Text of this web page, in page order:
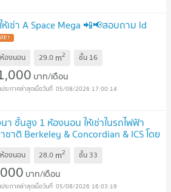
เช่า A Space Mega 📲📢สอบถาม ld
องนอน 29.0 m2 ชั้น 16
บาท/เดือน
05/08/2026 17:00:14
า ชั้นสูง 1 ห้องนอน ให้เช่าในรถไฟฟ้า
าติ Berkeley & Concordian & ICS โดย
องนอน 28.0 m2 ชั้น 33
บาท/เดือน
05/08/2026 16:03:19